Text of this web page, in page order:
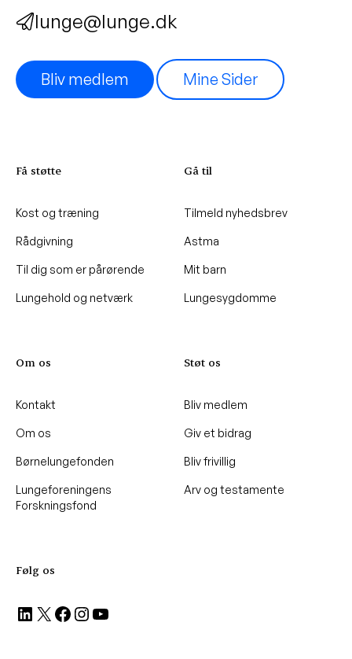
lunge@lunge.dk
Bliv medlem Mine Sider
Få støtte
Kost og træning
Rådgivning
Til dig som er pårørende
Lungehold og netværk
Gå til
Tilmeld nyhedsbrev
Astma
Mit barn
Lungesygdomme
Om os
Kontakt
Om os
Børnelungefonden
Lungeforeningens
Forskningsfond
Støt os
Bliv medlem
Giv et bidrag
Bliv frivillig
Arv og testamente
Følg os
LinkedIn
X Facebook
Instagram
YouTube